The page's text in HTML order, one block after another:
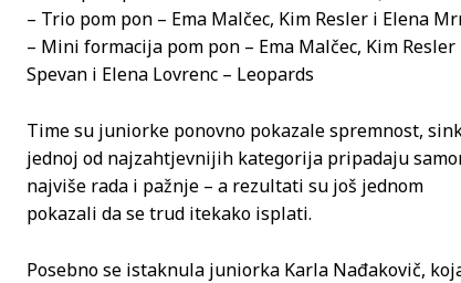
– Trio pom pon – Ema Malčec, Kim Resler i Elena
– Mini formacija pom pon – Ema Malčec, Kim
Spevan i Elena Lovrenc – Leopards
Time su juniorke ponovno pokazale spremnost,
jednoj od najzahtjevnijih kategorija pripadaju
najviše rada i pažnje – a rezultati su još jednom
pokazali da se trud itekako isplati.
Posebno se istaknula juniorka Karla Nađakovič,